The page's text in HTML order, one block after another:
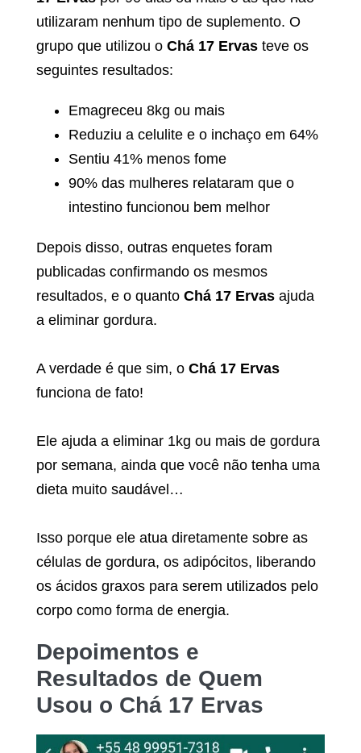
utilizaram nenhum tipo de suplemento. O
grupo que utilizou o Chá 17 Ervas teve os
seguintes resultados:
Emagreceu 8kg ou mais
Reduziu a celulite e o inchaço em 64%
Sentiu 41% menos fome
90% das mulheres relataram que o
intestino funcionou bem melhor
Depois disso, outras enquetes foram
publicadas confirmando os mesmos
resultados, e o quanto Chá 17 Ervas ajuda
a eliminar gordura.
A verdade é que sim, o Chá 17 Ervas
funciona de fato!
Ele ajuda a eliminar 1kg ou mais de gordura
por semana, ainda que você não tenha uma
dieta muito saudável…
Isso porque ele atua diretamente sobre as
células de gordura, os adipócitos, liberando
os ácidos graxos para serem utilizados pelo
corpo como forma de energia.
Depoimentos e
Resultados de Quem
Usou o Chá 17 Ervas